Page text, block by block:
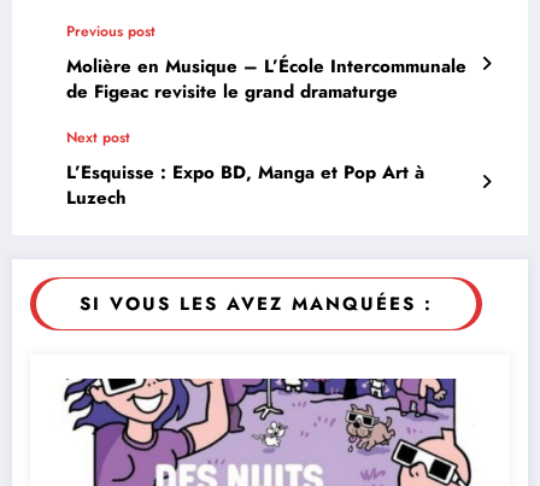
Previous post
Molière en Musique – L’École Intercommunale
de Figeac revisite le grand dramaturge
Next post
L’Esquisse : Expo BD, Manga et Pop Art à
Luzech
SI VOUS LES AVEZ MANQUÉES :